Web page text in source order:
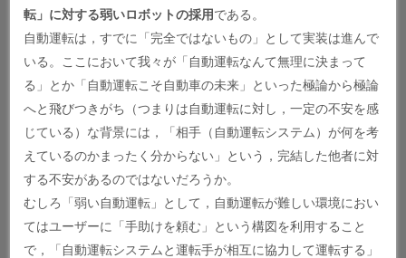
転」に対する弱いロボットの採用である。
自動運転は，すでに「完全ではないもの」として実装は進んで
いる。ここにおいて我々が「自動運転なんて無理に決まって
る」とか「自動運転こそ自動車の未来」といった極論から極論
へと飛びつきがち（つまりは自動運転に対し，一定の不安を感
じている）な背景には，「相手（自動運転システム）が何を考
えているのかまったく分からない」という，完結した他者に対
する不安があるのではないだろうか。
むしろ「弱い自動運転」として，自動運転が難しい環境におい
てはユーザーに「手助けを頼む」という構図を利用すること
で，「自動運転システムと運転手が相互に協力して運転する」